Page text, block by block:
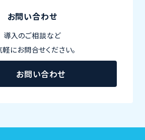
お問い合わせ
導入のご相談など
軽にお問合せください。
お問い合わせ